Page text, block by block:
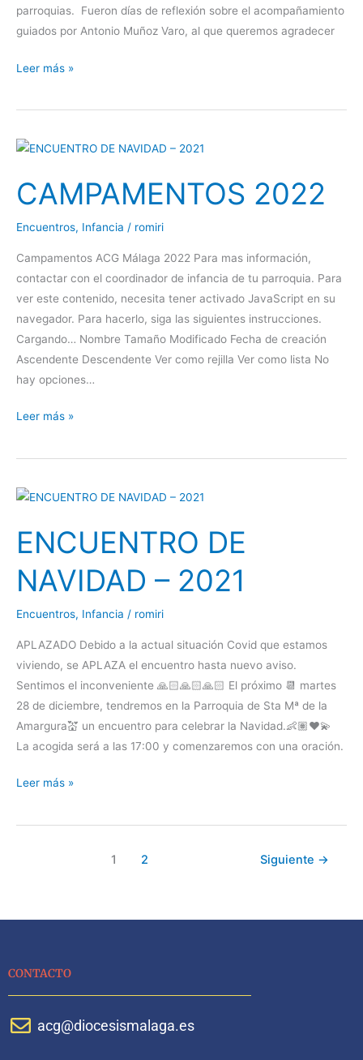
parroquias. Fueron días de reflexión sobre el acompañamiento
guiados por Antonio Muñoz Varo, al que queremos agradecer
Leer más »
CAMPAMENTOS 2022
Encuentros, Infancia / romiri
Campamentos ACG Málaga 2022 Para mas información,
contactar con el coordinador de infancia de tu parroquia. Para
ver este contenido, necesita tener activado JavaScript en su
navegador. Para hacerlo, siga las siguientes instrucciones.
Cargando… Nombre Tamaño Modificado Fecha de creación
Ascendente Descendente Ver como rejilla Ver como lista No
hay opciones…
CAMPAMENTOS
Leer más »
ENCUENTRO DE
NAVIDAD – 2021
Encuentros, Infancia / romiri
APLAZADO Debido a la actual situación Covid que estamos
viviendo, se APLAZA el encuentro hasta nuevo aviso.
Sentimos el inconveniente 🙏🏻🙏🏻🙏🏻 El próximo 📆 martes
28 de diciembre, tendremos en la Parroquia de Sta Mª de la
Amargura💒 un encuentro para celebrar la Navidad.👶🏽❤️💫
La acogida será a las 17:00 y comenzaremos con una oración.
ENCUENTRO
NAVIDAD
–
2021
Leer más »
1 2 Siguiente →
CONTACTO
acg@diocesismalaga.es